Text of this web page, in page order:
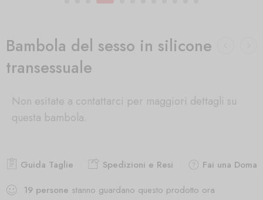
Bambola del sesso in silicone
transessuale
Non esitate a contattarci per maggiori dettagli su
questa bambola.
Guida Taglie Spedizioni e Resi
Fai una
19 persone stanno guardano questo prodotto ora